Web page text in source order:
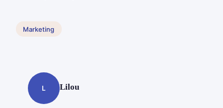
Marketing
L Lilou